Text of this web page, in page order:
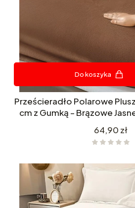
Do koszyka
Prześcieradło Polarowe
cm z Gumką – Brązowe
Cena
64,90 zł